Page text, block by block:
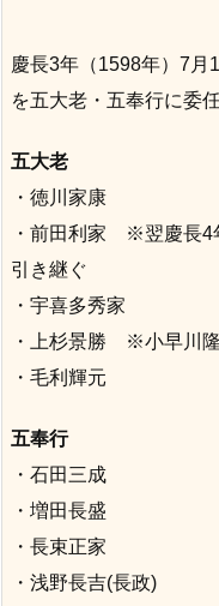
慶長3年（1598年）7月
を五大老・五奉行に委
五大老
・徳川家康
・前田利家 ※翌慶長4
引き継ぐ
・宇喜多秀家
・上杉景勝 ※小早川
・毛利輝元
五奉行
・石田三成
・増田長盛
・長束正家
・浅野長吉(長政)